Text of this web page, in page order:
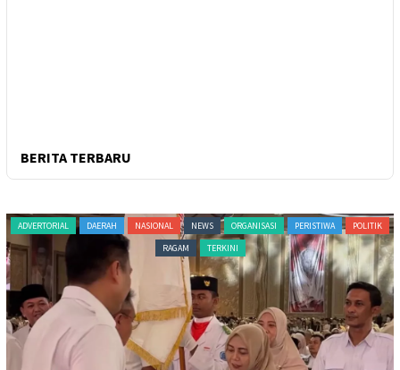
BERITA TERBARU
ADVERTORIAL DAERAH NASIONAL NEWS ORGANISASI PERISTIWA
POLITIK
RAGAM
TERKINI